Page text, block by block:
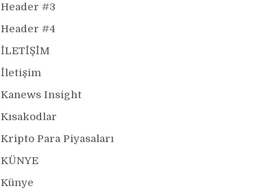
Header #3
Header #4
İLETİŞİM
İletişim
Kanews Insight
Kısakodlar
Kripto Para Piyasaları
KÜNYE
Künye